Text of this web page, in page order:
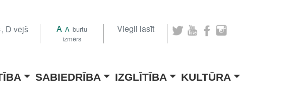
D vējš A A burtu
izmērs
Viegli lasīt
SABIEDRĪBA IZGLĪTĪBA
KULTŪRA